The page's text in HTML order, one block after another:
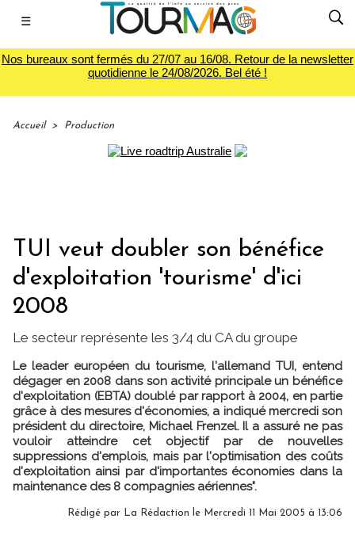
☰
Nos bureaux sont fermés du 27/07 au 16/08. Retour de la newsletter
quotidienne le 24/08/2026. Bel été !
Accueil > Production
TUI veut doubler son bénéfice
d'exploitation 'tourisme' d'ici
2008
Le secteur représente les 3/4 du CA du groupe
Le leader européen du tourisme, l'allemand TUI, entend
dégager en 2008 dans son activité principale un bénéfice
d'exploitation (EBTA) doublé par rapport à 2004, en partie
grâce à des mesures d'économies, a indiqué mercredi son
président du directoire, Michael Frenzel. Il a assuré ne pas
vouloir atteindre cet objectif par de nouvelles
suppressions d'emplois, mais par l'optimisation des coûts
d'exploitation ainsi par d'importantes économies dans la
maintenance des 8 compagnies aériennes".
Rédigé par La Rédaction le Mercredi 11 Mai 2005 à 13:06